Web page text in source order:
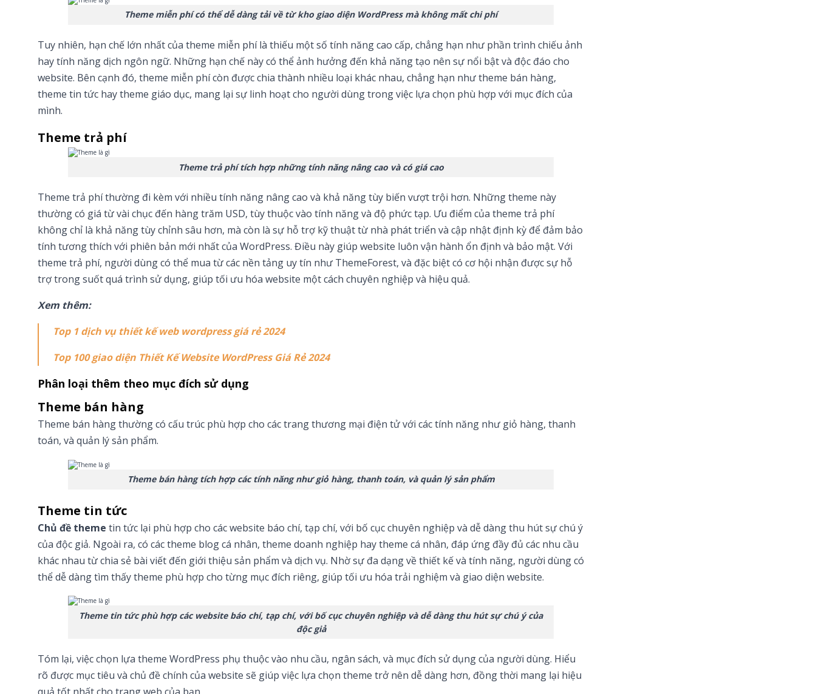
Theme miễn phí có thể dễ dàng tải về từ kho giao diện WordPress mà không mất chi phí
Tuy nhiên, hạn chế lớn nhất của theme miễn phí là thiếu một số tính năng cao cấp, chẳng hạn như phần trình chiếu ảnh
hay tính năng dịch ngôn ngữ. Những hạn chế này có thể ảnh hưởng đến khả năng tạo nên sự nổi bật và độc đáo cho
website. Bên cạnh đó, theme miễn phí còn được chia thành nhiều loại khác nhau, chẳng hạn như theme bán hàng,
theme tin tức hay theme giáo dục, mang lại sự linh hoạt cho người dùng trong việc lựa chọn phù hợp với mục đích của
mình.
Theme trả phí
Theme trả phí tích hợp những tính năng nâng cao và có giá cao
Theme trả phí thường đi kèm với nhiều tính năng nâng cao và khả năng tùy biến vượt trội hơn. Những theme này
thường có giá từ vài chục đến hàng trăm USD, tùy thuộc vào tính năng và độ phức tạp. Ưu điểm của theme trả phí
không chỉ là khả năng tùy chỉnh sâu hơn, mà còn là sự hỗ trợ kỹ thuật từ nhà phát triển và cập nhật định kỳ để đảm bảo
tính tương thích với phiên bản mới nhất của WordPress. Điều này giúp website luôn vận hành ổn định và bảo mật. Với
theme trả phí, người dùng có thể mua từ các nền tảng uy tín như ThemeForest, và đặc biệt có cơ hội nhận được sự hỗ
trợ trong suốt quá trình sử dụng, giúp tối ưu hóa website một cách chuyên nghiệp và hiệu quả.
Xem thêm:
Top 1 dịch vụ thiết kế web wordpress giá rẻ 2024
Top 100 giao diện Thiết Kế Website WordPress Giá Rẻ 2024
Phân loại thêm theo mục đích sử dụng
Theme bán hàng
Theme bán hàng thường có cấu trúc phù hợp cho các trang thương mại điện tử với các tính năng như giỏ hàng, thanh
toán, và quản lý sản phẩm.
Theme bán hàng tích hợp các tính năng như giỏ hàng, thanh toán, và quản lý sản phẩm
Theme tin tức
Chủ đề theme tin tức lại phù hợp cho các website báo chí, tạp chí, với bố cục chuyên nghiệp và dễ dàng thu hút sự chú ý
của độc giả. Ngoài ra, có các theme blog cá nhân, theme doanh nghiệp hay theme cá nhân, đáp ứng đầy đủ các nhu cầu
khác nhau từ chia sẻ bài viết đến giới thiệu sản phẩm và dịch vụ. Nhờ sự đa dạng về thiết kế và tính năng, người dùng có
thể dễ dàng tìm thấy theme phù hợp cho từng mục đích riêng, giúp tối ưu hóa trải nghiệm và giao diện website.
Theme tin tức phù hợp các website báo chí, tạp chí, với bố cục chuyên nghiệp và dễ dàng thu hút sự chú ý của
độc giả
Tóm lại, việc chọn lựa theme WordPress phụ thuộc vào nhu cầu, ngân sách, và mục đích sử dụng của người dùng. Hiểu
rõ được mục tiêu và chủ đề chính của website sẽ giúp việc lựa chọn theme trở nên dễ dàng hơn, đồng thời mang lại hiệu